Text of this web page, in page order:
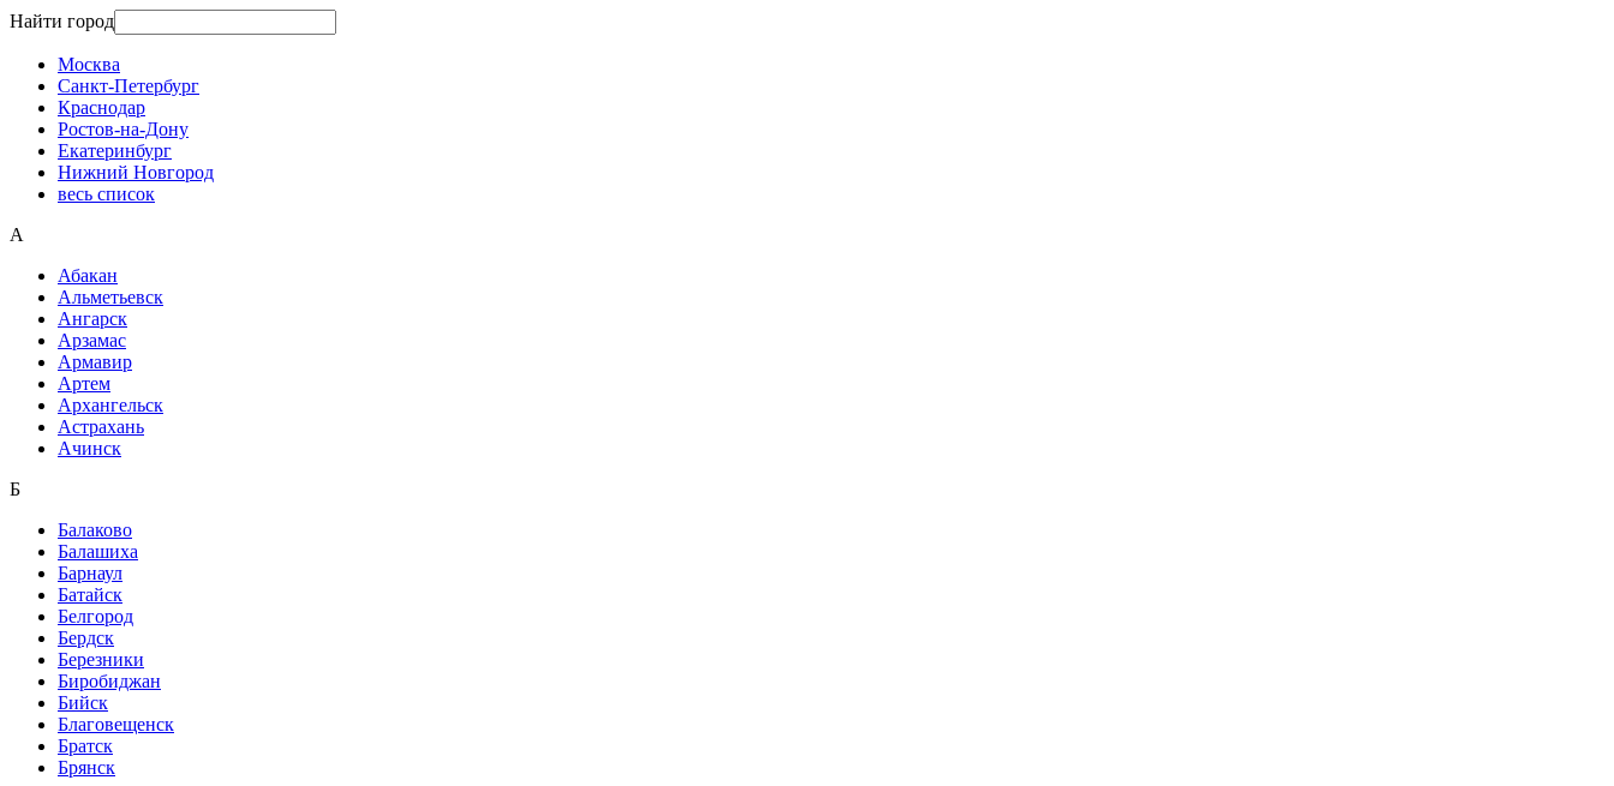
Найти город
Москва
Санкт-Петербург
Краснодар
Ростов-на-Дону
Екатеринбург
Нижний Новгород
весь список
А
Абакан
Альметьевск
Ангарск
Арзамас
Армавир
Артем
Архангельск
Астрахань
Ачинск
Б
Балаково
Балашиха
Барнаул
Батайск
Белгород
Бердск
Березники
Биробиджан
Бийск
Благовещенск
Братск
Брянск